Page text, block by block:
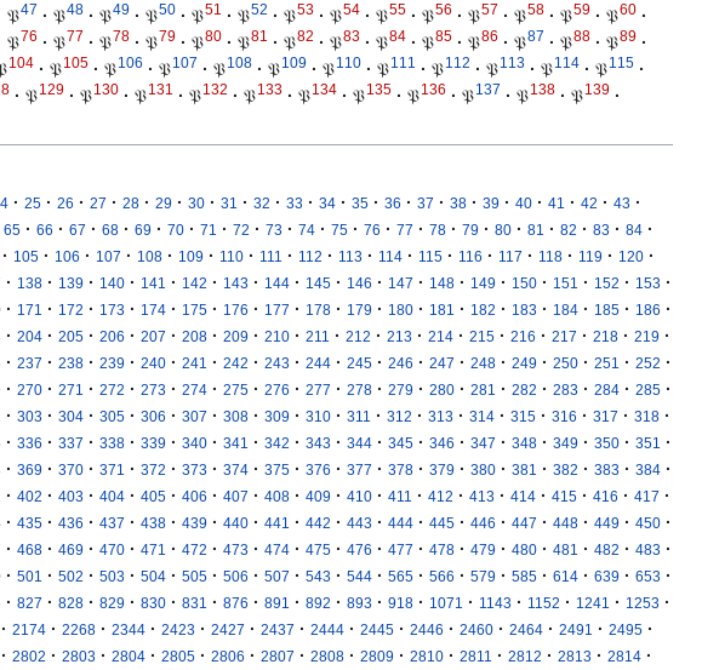
𝔓47 · 𝔓48 · 𝔓49 · 𝔓50 · 𝔓51 · 𝔓52 · 𝔓53 · 𝔓54 · 𝔓55 · 𝔓56 · 𝔓57 · 𝔓58 · 𝔓59 · 𝔓60 ·
𝔓76 · 𝔓77 · 𝔓78 · 𝔓79 · 𝔓80 · 𝔓81 · 𝔓82 · 𝔓83 · 𝔓84 · 𝔓85 · 𝔓86 · 𝔓87 · 𝔓88 · 𝔓89 ·
104 · 𝔓105 · 𝔓106 · 𝔓107 · 𝔓108 · 𝔓109 · 𝔓110 · 𝔓111 · 𝔓112 · 𝔓113 · 𝔓114 · 𝔓115 ·
· 𝔓129 · 𝔓130 · 𝔓131 · 𝔓132 · 𝔓133 · 𝔓134 · 𝔓135 · 𝔓136 · 𝔓137 · 𝔓138 · 𝔓139 ·
· 25 · 26 · 27 · 28 · 29 · 30 · 31 · 32 · 33 · 34 · 35 · 36 · 37 · 38 · 39 · 40 · 41 · 42 · 43 ·
65 · 66 · 67 · 68 · 69 · 70 · 71 · 72 · 73 · 74 · 75 · 76 · 77 · 78 · 79 · 80 · 81 · 82 · 83 · 84 ·
· 105 · 106 · 107 · 108 · 109 · 110 · 111 · 112 · 113 · 114 · 115 · 116 · 117 · 118 · 119 · 120 ·
· 138 · 139 · 140 · 141 · 142 · 143 · 144 · 145 · 146 · 147 · 148 · 149 · 150 · 151 · 152 · 153 ·
· 171 · 172 · 173 · 174 · 175 · 176 · 177 · 178 · 179 · 180 · 181 · 182 · 183 · 184 · 185 · 186 ·
· 204 · 205 · 206 · 207 · 208 · 209 · 210 · 211 · 212 · 213 · 214 · 215 · 216 · 217 · 218 · 219 ·
· 237 · 238 · 239 · 240 · 241 · 242 · 243 · 244 · 245 · 246 · 247 · 248 · 249 · 250 · 251 · 252 ·
· 270 · 271 · 272 · 273 · 274 · 275 · 276 · 277 · 278 · 279 · 280 · 281 · 282 · 283 · 284 · 285 ·
· 303 · 304 · 305 · 306 · 307 · 308 · 309 · 310 · 311 · 312 · 313 · 314 · 315 · 316 · 317 · 318 ·
· 336 · 337 · 338 · 339 · 340 · 341 · 342 · 343 · 344 · 345 · 346 · 347 · 348 · 349 · 350 · 351 ·
· 369 · 370 · 371 · 372 · 373 · 374 · 375 · 376 · 377 · 378 · 379 · 380 · 381 · 382 · 383 · 384 ·
· 402 · 403 · 404 · 405 · 406 · 407 · 408 · 409 · 410 · 411 · 412 · 413 · 414 · 415 · 416 · 417 ·
· 435 · 436 · 437 · 438 · 439 · 440 · 441 · 442 · 443 · 444 · 445 · 446 · 447 · 448 · 449 · 450 ·
· 468 · 469 · 470 · 471 · 472 · 473 · 474 · 475 · 476 · 477 · 478 · 479 · 480 · 481 · 482 · 483 ·
· 501 · 502 · 503 · 504 · 505 · 506 · 507 · 543 · 544 · 565 · 566 · 579 · 585 · 614 · 639 · 653 ·
· 827 · 828 · 829 · 830 · 831 · 876 · 891 · 892 · 893 · 918 · 1071 · 1143 · 1152 · 1241 · 1253 ·
· 2174 · 2268 · 2344 · 2423 · 2427 · 2437 · 2444 · 2445 · 2446 · 2460 · 2464 · 2491 · 2495 ·
· 2802 · 2803 · 2804 · 2805 · 2806 · 2807 · 2808 · 2809 · 2810 · 2811 · 2812 · 2813 · 2814 ·